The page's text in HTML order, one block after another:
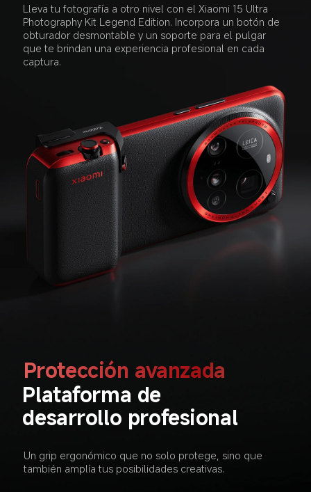
Lleva tu fotografía a otro nivel con el Xiaomi 15 Ultra
Photography Kit Legend Edition. Incorpora un botón de
obturador desmontable y un soporte para el pulgar
que te brindan una experiencia profesional en cada
captura.
Protección avanzada
Plataforma de
desarrollo profesional
Un grip ergonómico que no solo protege, sino que
también amplía tus posibilidades creativas.